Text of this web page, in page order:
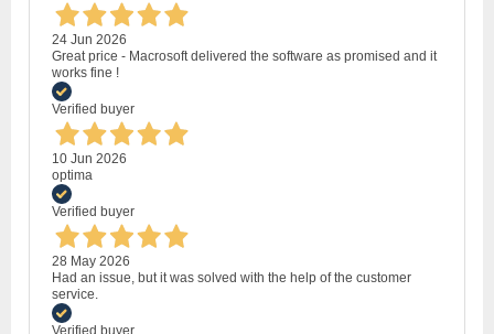
24 Jun 2026
Great price - Macrosoft delivered the software as promised and it
works fine !
Verified buyer
10 Jun 2026
optima
Verified buyer
28 May 2026
Had an issue, but it was solved with the help of the customer
service.